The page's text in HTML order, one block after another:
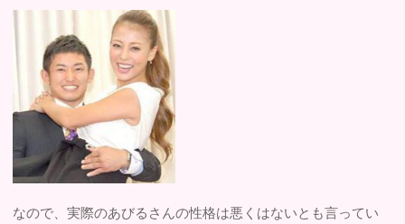
なので、実際のあびるさんの性格は悪くはないとも言ってい